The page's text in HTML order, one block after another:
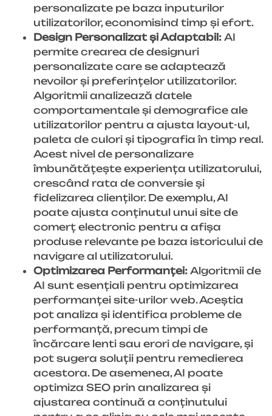
personalizate pe baza inputurilor
utilizatorilor, economisind timp și efort.
Design Personalizat și Adaptabil: AI
permite crearea de designuri
personalizate care se adaptează
nevoilor și preferințelor utilizatorilor.
Algoritmii analizează datele
comportamentale și demografice ale
utilizatorilor pentru a ajusta layout-ul,
paleta de culori și tipografia în timp real.
Acest nivel de personalizare
îmbunătățește experiența utilizatorului,
crescând rata de conversie și
fidelizarea clienților. De exemplu, AI
poate ajusta conținutul unui site de
comerț electronic pentru a afișa
produse relevante pe baza istoricului de
navigare al utilizatorului.
Optimizarea Performanței: Algoritmii de
AI sunt esențiali pentru optimizarea
performanței site-urilor web. Aceștia
pot analiza și identifica probleme de
performanță, precum timpi de
încărcare lenti sau erori de navigare, și
pot sugera soluții pentru remedierea
acestora. De asemenea, AI poate
optimiza SEO prin analizarea și
ajustarea continuă a conținutului